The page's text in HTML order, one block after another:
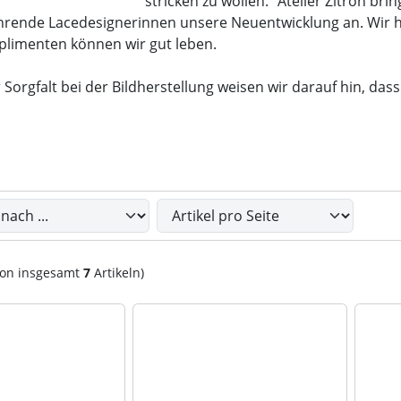
Lacedesignerinnen unsere Neuentwicklung an.
können wir gut leben.
bei der Bildherstellung weisen wir darauf hin,
die nachfolgenden Artikel umsortieren und zwischen
insgesamt 7 Artikeln)